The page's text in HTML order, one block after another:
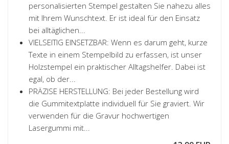
personalisierten Stempel gestalten Sie nahezu alles
mit Ihrem Wunschtext. Er ist ideal für den Einsatz
bei alltäglichen...
VIELSEITIG EINSETZBAR: Wenn es darum geht, kurze
Texte in einem Stempelbild zu erfassen, ist unser
Holzstempel ein praktischer Alltagshelfer. Dabei ist
egal, ob der...
PRÄZISE HERSTELLUNG: Bei jeder Bestellung wird
die Gummitextplatte individuell für Sie graviert. Wir
verwenden für die Gravur hochwertigen
Lasergummi mit...